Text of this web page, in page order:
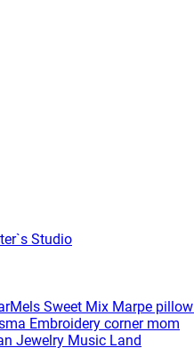
Studio
Sweet Mix Marpe pillow
Embroidery corner mom
Jewelry Music Land